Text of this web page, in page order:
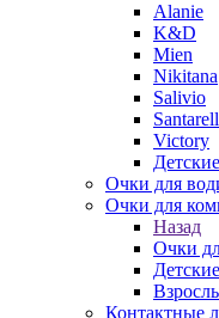
Alanie
K&D
Mien
Nikitana
Salivio
Victory
Очки для
Очки для
Назад
Очки
Детские
Контактные